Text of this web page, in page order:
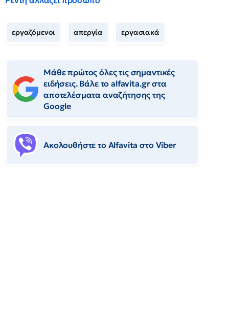
εργαζόμενοι απεργία εργασιακά
Μάθε πρώτος όλες τις σημαντικές
ειδήσεις. Βάλε το alfavita.gr στα
αποτελέσματα αναζήτησης της
Google
Ακολουθήστε το Αlfavita στο Viber